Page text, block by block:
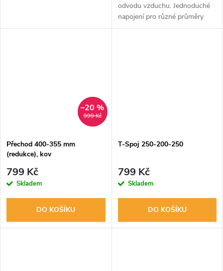
odvodu vzduchu. Jednoduché
napojení pro různé průměry
hadic. Nikdy nepoužívejte hadici
999 Kč
–20 %
Přechod 400-355 mm
(redukce), kov
799 Kč
Skladem
DO KOŠÍKU
T-Spoj 250-200-250
799 Kč
Skladem
DO KOŠÍKU